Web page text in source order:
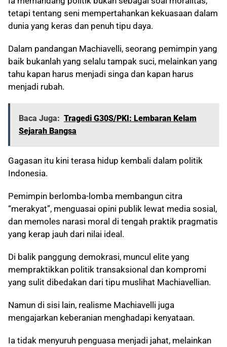
tetapi tentang seni mempertahankan kekuasaan dalam
dunia yang keras dan penuh tipu daya.
Dalam pandangan Machiavelli, seorang pemimpin yang
baik bukanlah yang selalu tampak suci, melainkan yang
tahu kapan harus menjadi singa dan kapan harus
menjadi rubah.
Baca Juga: Tragedi G30S/PKI: Lembaran Kelam
Sejarah Bangsa
Gagasan itu kini terasa hidup kembali dalam politik
Indonesia.
Pemimpin berlomba-lomba membangun citra
“merakyat”, menguasai opini publik lewat media sosial,
dan memoles narasi moral di tengah praktik pragmatis
yang kerap jauh dari nilai ideal.
Di balik panggung demokrasi, muncul elite yang
mempraktikkan politik transaksional dan kompromi
yang sulit dibedakan dari tipu muslihat Machiavellian.
Namun di sisi lain, realisme Machiavelli juga
mengajarkan keberanian menghadapi kenyataan.
Ia tidak menyuruh penguasa menjadi jahat, melainkan